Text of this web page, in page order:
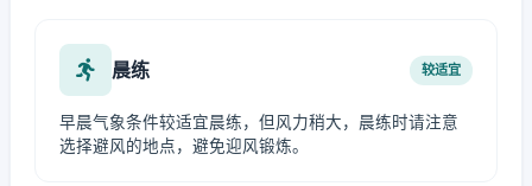
晨练 较适宜
早晨气象条件较适宜晨练，但风力稍大，晨练时请注意
选择避风的地点，避免迎风锻炼。